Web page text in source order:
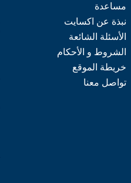
مساعدة
نبذة عن اكسايت
الأسئلة الشائعة
الشروط و الأحكام
خريطة الموقع
تواصل معنا